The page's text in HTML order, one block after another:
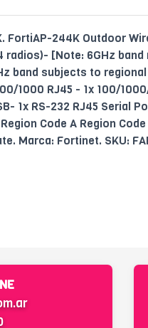
FortiAP-244K Outdoor
radios)- [Note: 6GHz
band subjects to
1000 RJ45 - 1x 100/
1x RS-232 RJ45 Serial
Code A Region
Marca: Fortinet. SKU: